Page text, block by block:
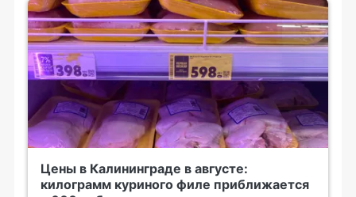
Цены в Калининграде в августе:
килограмм куриного филе приближается